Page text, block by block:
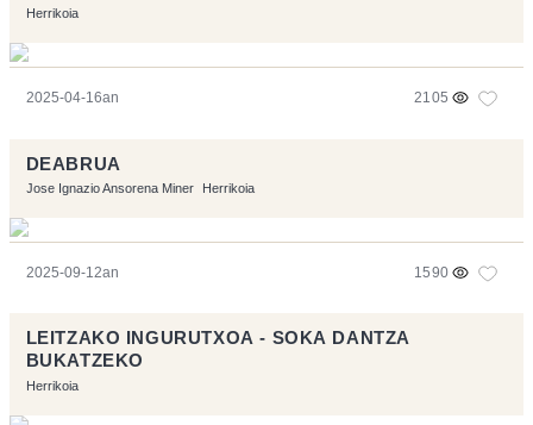
Herrikoia
2025-04-16an 2105
DEABRUA
Jose Ignazio Ansorena Miner Herrikoia
2025-09-12an 1590
LEITZAKO INGURUTXOA - SOKA DANTZA
BUKATZEKO
Herrikoia